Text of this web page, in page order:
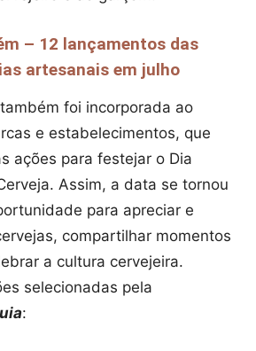
– 12 lançamentos das
artesanais em julho
foi incorporada ao
e estabelecimentos, que
ações para festejar o Dia
Assim, a data se tornou
para apreciar e
compartilhar momentos
a cultura cervejeira.
selecionadas pela
: